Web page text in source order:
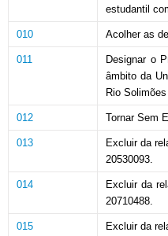
estudantil
010 Acolher as
011
Designar o
âmbito da
Rio
012 Tornar Sem
013 Excluir da
20530093.
014 Excluir da
20710488.
015 Excluir da